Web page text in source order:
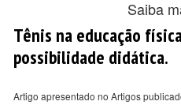
Saiba
Tênis na educação
possibilidade didática.
Artigo apresentado no Artigos